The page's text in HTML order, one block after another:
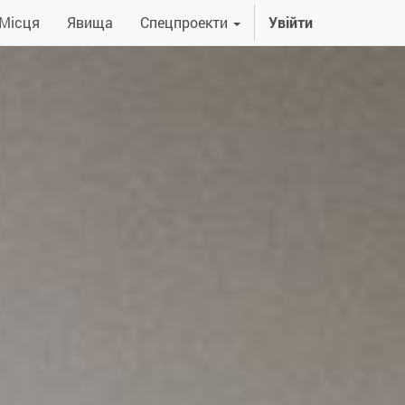
Явища Спецпроекти Увійти